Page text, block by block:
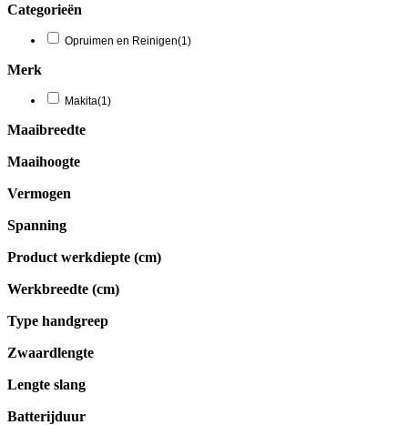
Categorieën
Opruimen en Reinigen(1)
Merk
Makita(1)
Maaibreedte
Maaihoogte
Vermogen
Spanning
Product werkdiepte (cm)
Werkbreedte (cm)
Type handgreep
Zwaardlengte
Lengte slang
Batterijduur